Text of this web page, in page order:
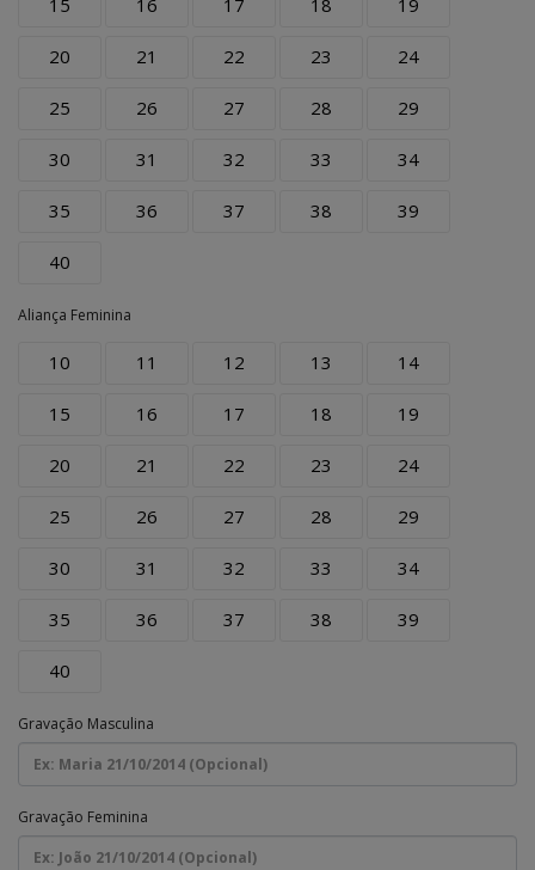
15 16 17 18 19
20 21 22 23 24
25 26 27 28 29
30 31 32 33 34
35 36 37 38 39
40
Aliança Feminina
10 11 12 13 14
15 16 17 18 19
20 21 22 23 24
25 26 27 28 29
30 31 32 33 34
35 36 37 38 39
40
Gravação Masculina
Gravação Feminina